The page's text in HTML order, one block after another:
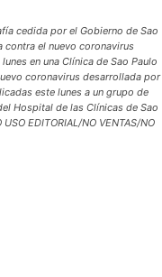
cedida por el Gobierno de Sao
contra el nuevo coronavirus
en una Clínica de Sao Paulo
coronavirus desarrollada por
este lunes a un grupo de
Hospital de las Clínicas de Sao
EDITORIAL/NO VENTAS/NO